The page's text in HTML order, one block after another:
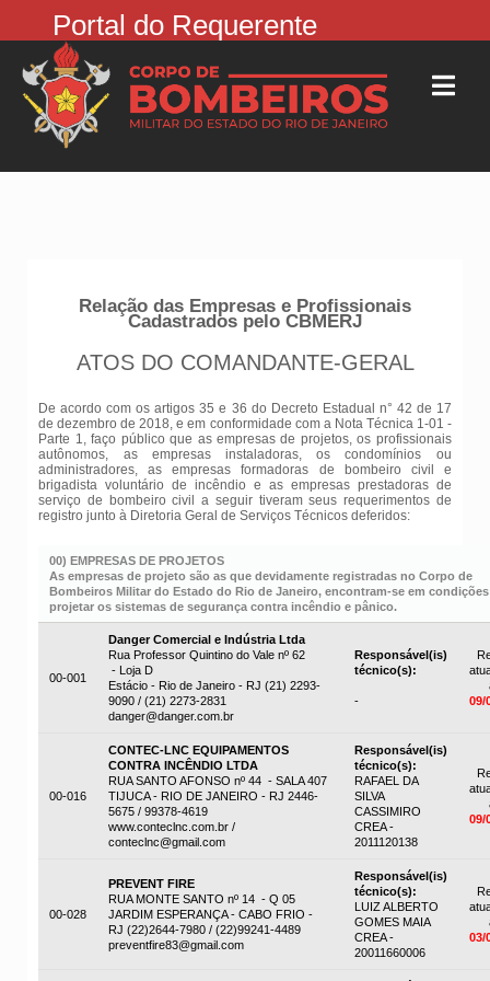
Portal do Requerente
Relação das Empresas e Profissionais
Cadastrados pelo CBMERJ
ATOS DO COMANDANTE-GERAL
De acordo com os artigos 35 e 36 do Decreto Estadual n° 42 de 17
de dezembro de 2018, e em conformidade com a Nota Técnica 1-01 -
Parte 1, faço público que as empresas de projetos, os profissionais
autônomos, as empresas instaladoras, os condomínios ou
administradores, as empresas formadoras de bombeiro civil e
brigadista voluntário de incêndio e as empresas prestadoras de
serviço de bombeiro civil a seguir tiveram seus requerimentos de
registro junto à Diretoria Geral de Serviços Técnicos deferidos:
00) EMPRESAS DE PROJETOS
As empresas de projeto são as que devidamente registradas no Corpo de
Bombeiros Militar do Estado do Rio de Janeiro, encontram-se em
projetar os sistemas de segurança contra incêndio e pânico.
00-001
Danger Comercial e Indústria Ltda
Rua Professor Quintino do Vale nº 62
- Loja D
Estácio - Rio de Janeiro - RJ (21) 2293-
9090 / (21) 2273-2831
danger@danger.com.br
Responsável(is)
técnico(s):
-
09/
00-016
CONTEC-LNC EQUIPAMENTOS
CONTRA INCÊNDIO LTDA
RUA SANTO AFONSO nº 44 - SALA 407
TIJUCA - RIO DE JANEIRO - RJ 2446-
5675 / 99378-4619
www.conteclnc.com.br /
conteclnc@gmail.com
Responsável(is)
técnico(s):
RAFAEL DA
SILVA
CASSIMIRO
CREA -
2011120138
09/
00-028
PREVENT FIRE
RUA MONTE SANTO nº 14 - Q 05
JARDIM ESPERANÇA - CABO FRIO -
RJ (22)2644-7980 / (22)99241-4489
preventfire83@gmail.com
Responsável(is)
técnico(s):
LUIZ ALBERTO
GOMES MAIA
CREA -
20011660006
03/